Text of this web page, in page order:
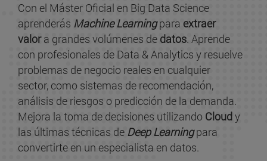
Con el Máster Oficial en Big Data Science
aprenderás Machine Learningpara extraer
valora grandes volúmenes de datos. Aprende
con profesionales de Data & Analytics y resuelve
problemas de negocio reales en cualquier
sector, como sistemas de recomendación,
análisis de riesgos o predicción de la demanda.
Mejora la toma de decisiones utilizando Cloudy
las últimas técnicas de Deep Learningpara
convertirte en un especialista en datos.